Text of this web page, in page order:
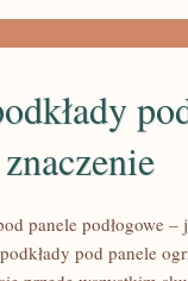
panele podłogowe
pod panele